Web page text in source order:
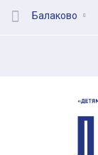
Балаково